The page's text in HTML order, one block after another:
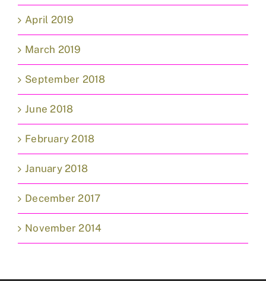
April 2019
March 2019
September 2018
June 2018
February 2018
January 2018
December 2017
November 2014